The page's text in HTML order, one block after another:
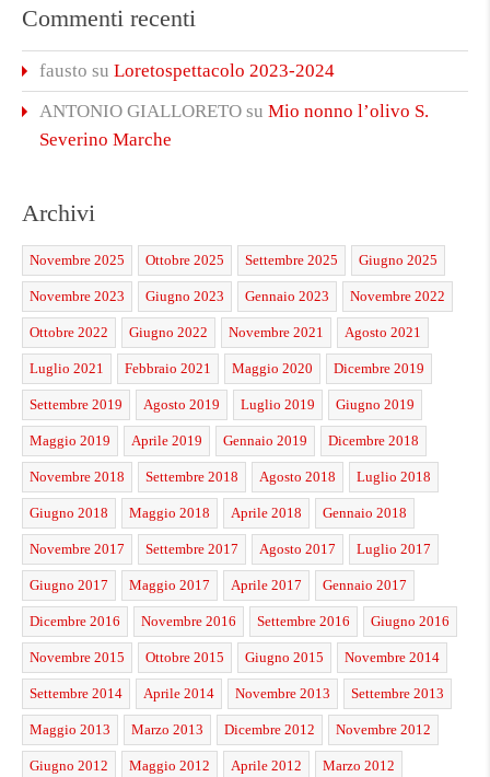
Commenti recenti
fausto su Loretospettacolo 2023-2024
ANTONIO GIALLORETO su Mio nonno l’olivo S.
Severino Marche
Archivi
Novembre 2025 Ottobre 2025 Settembre 2025 Giugno 2025
Novembre 2023 Giugno 2023 Gennaio 2023 Novembre 2022
Ottobre 2022 Giugno 2022 Novembre 2021 Agosto 2021
Luglio 2021 Febbraio 2021 Maggio 2020 Dicembre 2019
Settembre 2019 Agosto 2019 Luglio 2019 Giugno 2019
Maggio 2019 Aprile 2019 Gennaio 2019 Dicembre 2018
Novembre 2018 Settembre 2018 Agosto 2018 Luglio 2018
Giugno 2018 Maggio 2018 Aprile 2018 Gennaio 2018
Novembre 2017 Settembre 2017 Agosto 2017 Luglio 2017
Giugno 2017 Maggio 2017 Aprile 2017 Gennaio 2017
Dicembre 2016 Novembre 2016 Settembre 2016 Giugno 2016
Novembre 2015 Ottobre 2015 Giugno 2015 Novembre 2014
Settembre 2014 Aprile 2014 Novembre 2013 Settembre 2013
Maggio 2013 Marzo 2013 Dicembre 2012 Novembre 2012
Giugno 2012 Maggio 2012 Aprile 2012 Marzo 2012